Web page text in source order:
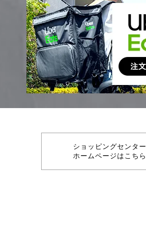
ショッピングセンター
ホームページはこちら